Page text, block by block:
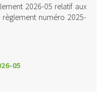
2026-05 relatif aux
numéro 2025-
05